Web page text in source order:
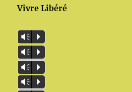
Vivre Libéré
Vm P
Vm P
Vm P
Vm P